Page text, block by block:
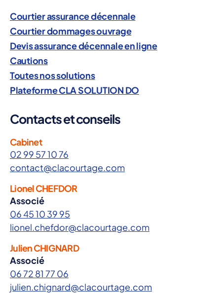
Courtier assurance décennale
Courtier dommages ouvrage
Devis assurance décennale en ligne
Cautions
Toutes nos solutions
Plateforme CLA SOLUTION DO
Contacts et conseils
Cabinet
02 99 57 10 76
contact@clacourtage.com
Lionel CHEFDOR
Associé
06 45 10 39 95
lionel.chefdor@clacourtage.com
Julien CHIGNARD
Associé
06 72 81 77 06
julien.chignard@clacourtage.com